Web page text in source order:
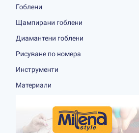
Гоблени
Щампирани гоблени
Диамантени гоблени
Рисуване по номера
Инструменти
Материали